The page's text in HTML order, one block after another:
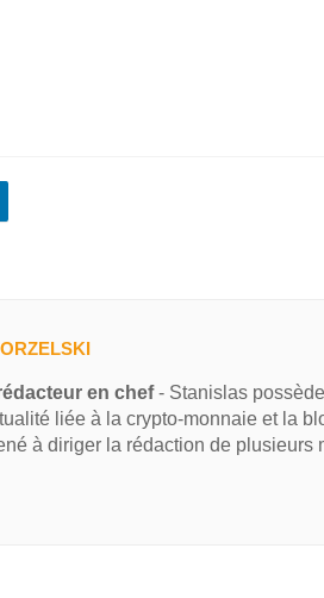
en chef- Stanislas
liée à la crypto-monnaie et la
à diriger la rédaction de plusieurs